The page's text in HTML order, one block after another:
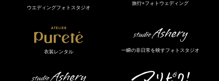
ウエディングフォトスタジオ
旅行+フォトウェディング
衣装レンタル 一瞬の非日常を映すフォトスタジオ